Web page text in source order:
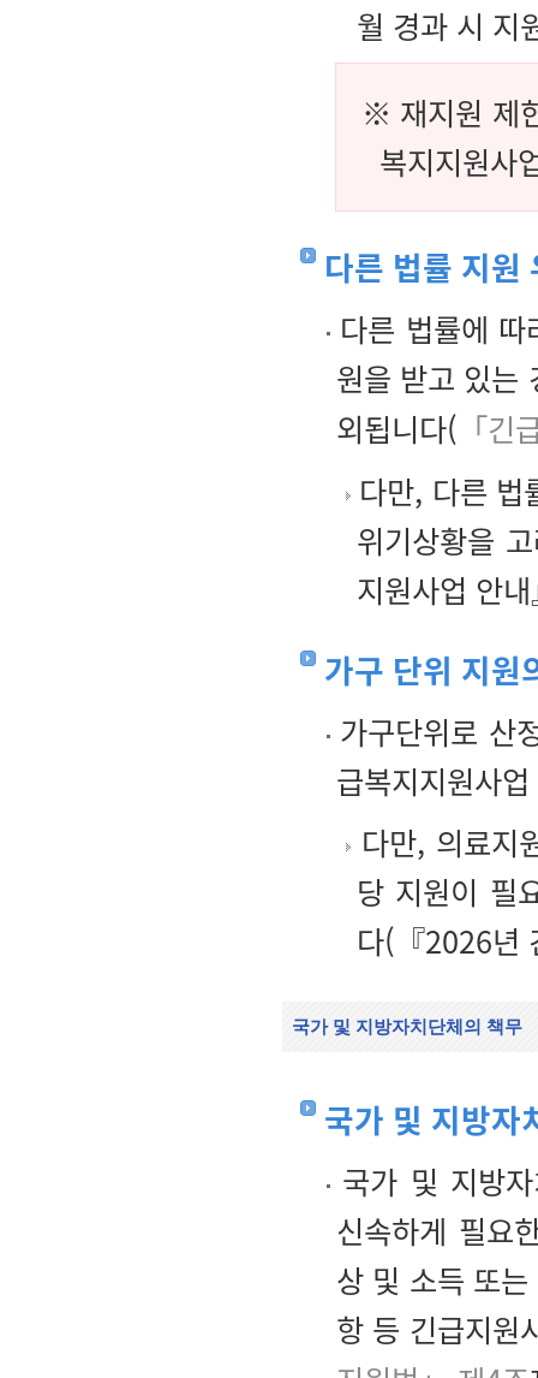
월 경과 시 지
※ 재지원 제
복지지원사
다른 법률 지원
다른 법률에
원을 받고 있는
외됩니다( 「
다만, 다른 법
위기상황을
지원사업 안
가구 단위 지원
가구단위로 산
급복지지원사
다만, 의료지
당 지원이 필
다(『2026년
국가 및 지방자치단체의 책무
국가 및 지방자
국가 및 지방
신속하게 필요
상 및 소득 또는
항 등 긴급지원